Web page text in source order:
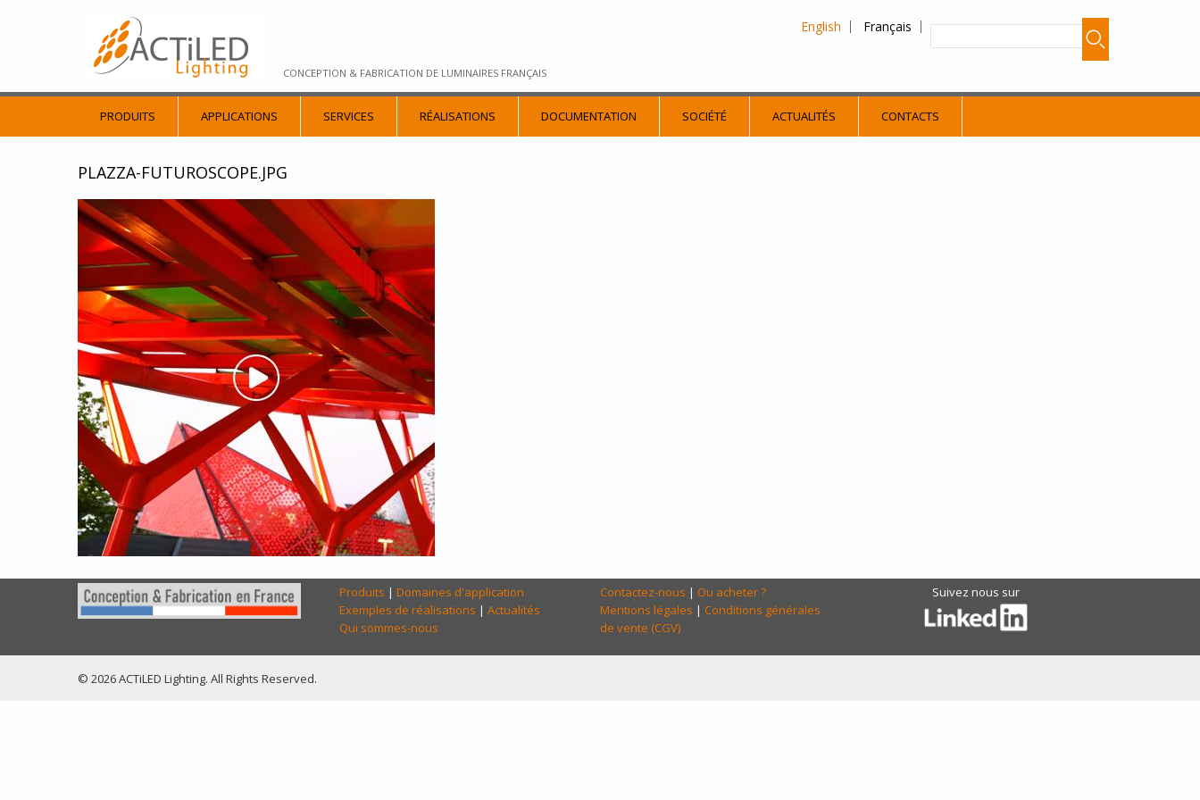
CONCEPTION & FABRICATION DE LUMINAIRES FRANÇAIS
English Français
PRODUITS APPLICATIONS SERVICES RÉALISATIONS DOCUMENTATION SOCIÉTÉ ACTUALITÉS CONTACTS
PLAZZA-FUTUROSCOPE.JPG
Produits | Domaines d'application
Exemples de réalisations | Actualités
Qui sommes-nous
Contactez-nous | Ou acheter ?
Mentions légales | Conditions générales
de vente (CGV)
Suivez nous sur
© 2026 ACTiLED Lighting. All Rights Reserved.